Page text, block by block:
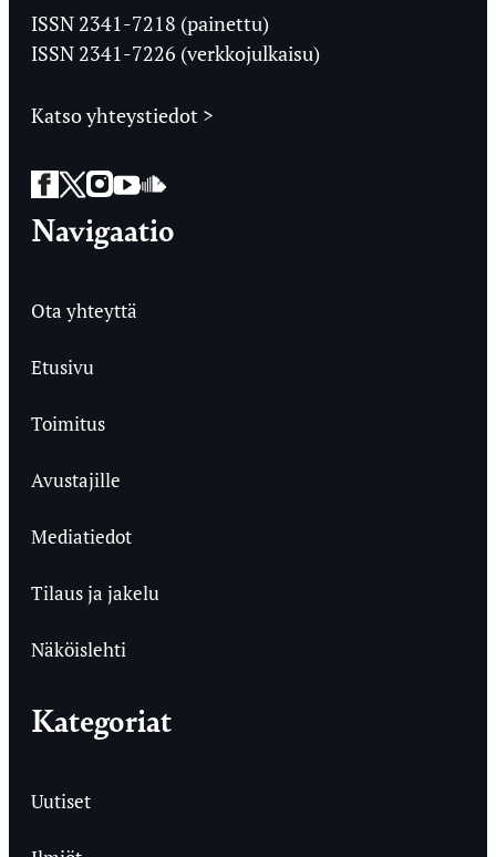
Ylioppilaslehti
ISSN 2341-7218 (painettu)
ISSN 2341-7226 (verkkojulkaisu)
Katso yhteystiedot >
Facebook
Twitter
Instagram
YouTube
SoundCloud
Navigaatio
Ota yhteyttä
Etusivu
Toimitus
Avustajille
Mediatiedot
Tilaus ja jakelu
Näköislehti
Kategoriat
Uutiset